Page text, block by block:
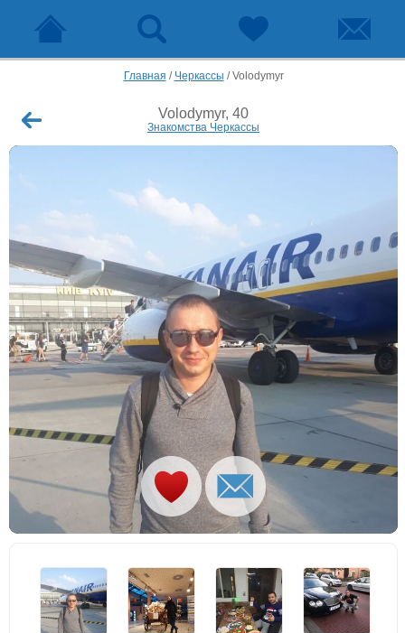
Главная / Черкассы /Volodymyr
Volodymyr, 40
Знакомства Черкассы